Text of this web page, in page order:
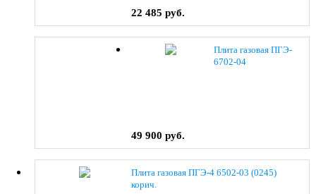
22 485 руб.
Плита газовая ПГЭ-
6702-04
49 900 руб.
Плита газовая ПГЭ-4 6502-03 (0245)
корич.